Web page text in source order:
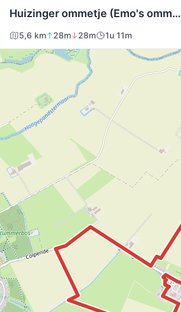
Huizinger ommetje (Emo's ommetje)
5,6 km 28m 28m 1u 11m